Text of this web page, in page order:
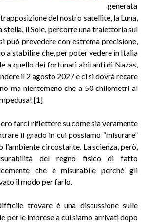
generata
del nostro satellite, la Luna,
stella, il Sole, percorre una traiettoria sul
può prevedere con estrema precisione,
a stabilire che, per poter vedere in Italia
a quello dei fortunati abitanti di Nazas,
il 2 agosto 2027 e ci si dovrà recare
ma nientemeno che a 50 chilometri al
[1]
farci riflettere su come sia veramente
il grado in cui possiamo “misurare”
l’ambiente circostante. La scienza, però,
del regno fisico di fatto
che è misurabile perché gli
il modo per farlo.
trovare è una discussione sulle
per le imprese a cui siamo arrivati dopo